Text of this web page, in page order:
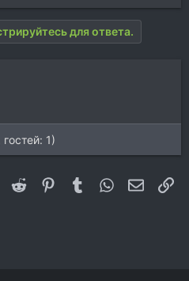
для ответа.
1)
Reddit Pinterest
Tumblr WhatsApp